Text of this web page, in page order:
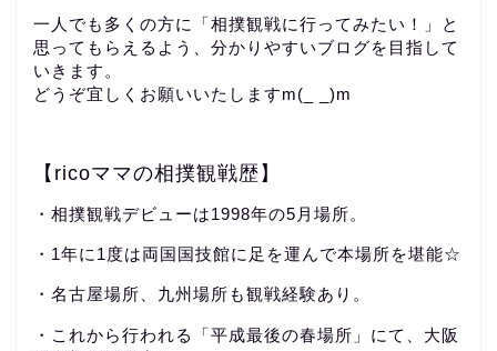
一人でも多くの方に「相撲観戦に行ってみたい！」と
思ってもらえるよう、分かりやすいブログを目指して
いきます。
どうぞ宜しくお願いいたしますm(_ _)m
【ricoママの相撲観戦歴】
・相撲観戦デビューは1998年の5月場所。
・1年に1度は両国国技館に足を運んで本場所を堪能☆
・名古屋場所、九州場所も観戦経験あり。
・これから行われる「平成最後の春場所」にて、大阪